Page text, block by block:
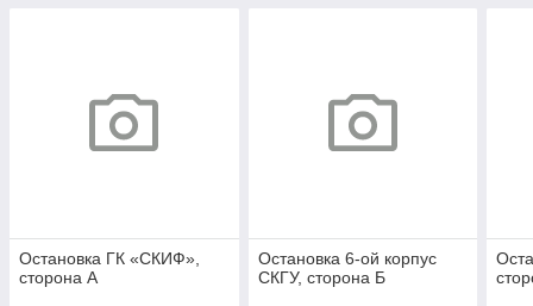
Остановка ГК «СКИФ»,
сторона А
Остановка 6-ой корпус
СКГУ, сторона Б